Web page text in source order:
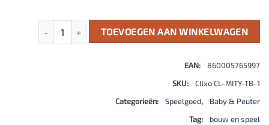
Clixo Tiny & Mighty regenboog aantal
TOEVOEGEN AAN WINKELWAGEN
EAN:
860005765997
SKU:
Clixo CL-MITY-TB-1
Categorieën:
Speelgoed,
Baby & Peuter
Tag:
bouw en speel